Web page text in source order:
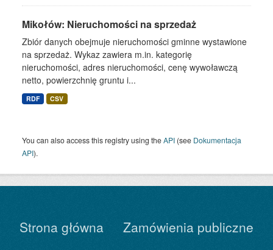
Mikołów: Nieruchomości na sprzedaż
Zbiór danych obejmuje nieruchomości gminne wystawione
na sprzedaż. Wykaz zawiera m.in. kategorię
nieruchomości, adres nieruchomości, cenę wywoławczą
netto, powierzchnię gruntu i...
RDF CSV
You can also access this registry using theAPI (see Dokumentacja
API).
Strona główna
Zamówienia publiczne